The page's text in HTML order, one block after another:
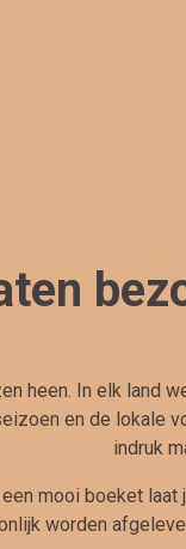
heen. In elk land
en de lokale
indruk
mooi boeket
worden